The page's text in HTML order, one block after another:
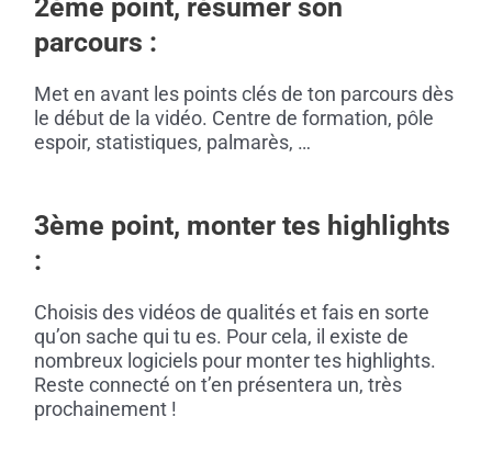
2ème point, résumer son
parcours :
Met en avant les points clés de ton parcours dès
le début de la vidéo. Centre de formation, pôle
espoir, statistiques, palmarès, …
3ème point, monter tes highlights
:
Choisis des vidéos de qualités et fais en sorte
qu’on sache qui tu es. Pour cela, il existe de
nombreux logiciels pour monter tes highlights.
Reste connecté on t’en présentera un, très
prochainement !